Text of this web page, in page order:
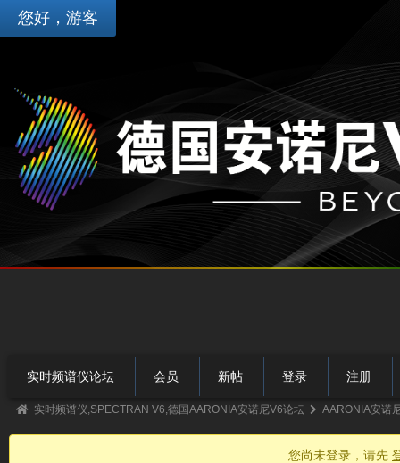
您好，游客
实时频谱仪论坛 会员 新帖 登录 注册
实时频谱仪,SPECTRAN V6,德国AARONIA安诺尼V6论坛 AARONIA安诺
您尚未登录，请先